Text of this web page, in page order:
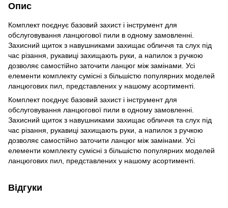
Опис
Комплект поєднує базовий захист і інструмент для
обслуговування ланцюгової пили в одному замовленні.
Захисний щиток з навушниками захищає обличчя та слух під
час різання, рукавиці захищають руки, а напилок з ручкою
дозволяє самостійно заточити ланцюг між замінами. Усі
елементи комплекту сумісні з більшістю популярних моделей
ланцюгових пил, представлених у нашому асортименті.
Комплект поєднує базовий захист і інструмент для
обслуговування ланцюгової пили в одному замовленні.
Захисний щиток з навушниками захищає обличчя та слух під
час різання, рукавиці захищають руки, а напилок з ручкою
дозволяє самостійно заточити ланцюг між замінами. Усі
елементи комплекту сумісні з більшістю популярних моделей
ланцюгових пил, представлених у нашому асортименті.
Відгуки